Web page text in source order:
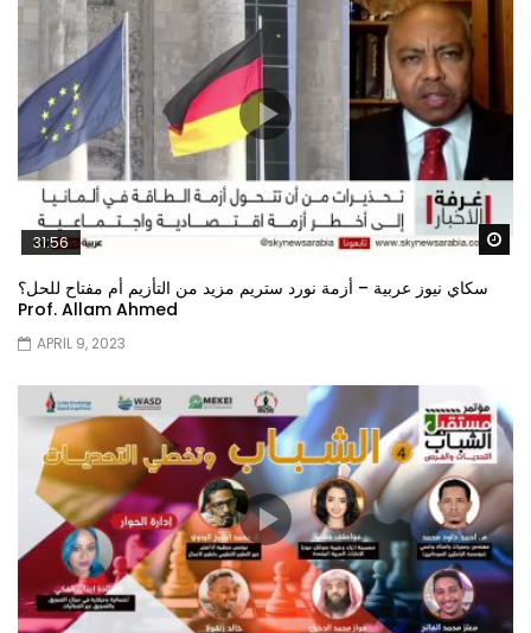
31:56
سكاي نيوز عربية – أزمة نورد ستريم مزيد من التأزيم أم مفتاح للحل؟
Prof. Allam Ahmed
APRIL 9, 2023